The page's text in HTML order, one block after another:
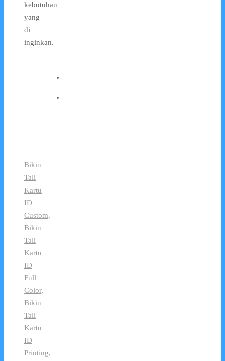
kebutuhan
yang
di
inginkan.
Bikin
Tali
Kartu
ID
Custom,
Bikin
Tali
Kartu
ID
Full
Color,
Bikin
Tali
Kartu
ID
Printing,